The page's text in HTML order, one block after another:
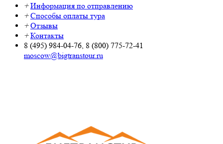
+ Информация по отправлению
+ Способы оплаты тура
+ Отзывы
+ Контакты
8 (495) 984-04-76, 8 (800) 775-72-41
moscow@bigtranstour.ru